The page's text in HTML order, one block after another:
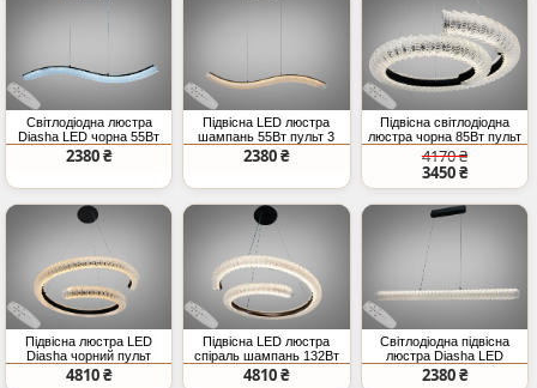
Світлодіодна люстра
Diasha LED чорна 55Вт
пульт
2380 ₴
Підвісна LED люстра
шампань 55Вт пульт 3
режими
2380 ₴
Підвісна світлодіодна
люстра чорна 85Вт пульт
15м²
4170 ₴
3450 ₴
Підвісна люстра LED
Diasha чорний пульт
132Вт 7260Лм
4810 ₴
Підвісна LED люстра
спіраль шампань 132Вт
7260Лм
4810 ₴
Світлодіодна підвісна
люстра Diasha LED
чорна 55Вт
2380 ₴